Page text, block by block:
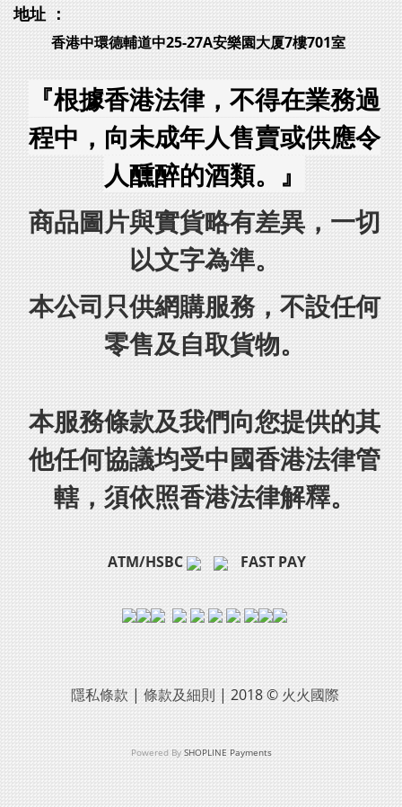
地址 ：
香港中環德輔道中25-27A安樂園大厦7樓701室
『根據香港法律，不得在業務過
程中，向未成年人售賣或供應令
人醺醉的酒類。』
商品圖片與實貨略有差異，一切
以文字為準。
本公司只供網購服務，不設任何
零售及自取貨物。
本服務條款及我們向您提供的其
他任何協議均受中國香港法律管
轄，須依照香港法律解釋。
ATM/HSBC FAST PAY
隱私條款 | 條款及細則 | 2018 © 火火國際
Powered By SHOPLINE Payments